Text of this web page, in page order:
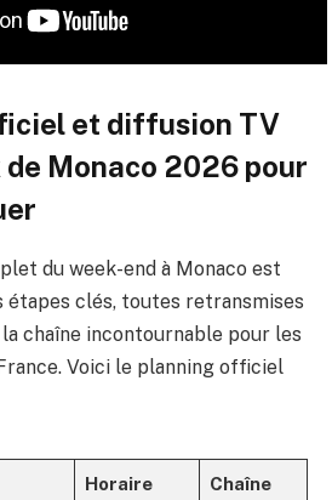
et diffusion TV
de Monaco 2026 pour
du week-end à Monaco est
clés, toutes retransmises
chaîne incontournable pour les
Voici le planning officiel
Horaire
Chaîne